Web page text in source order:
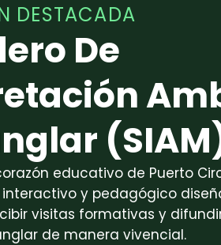
DESTACADA
De
educativo de Puerto
y pedagógico
visitas formativas y
de manera vivencial.